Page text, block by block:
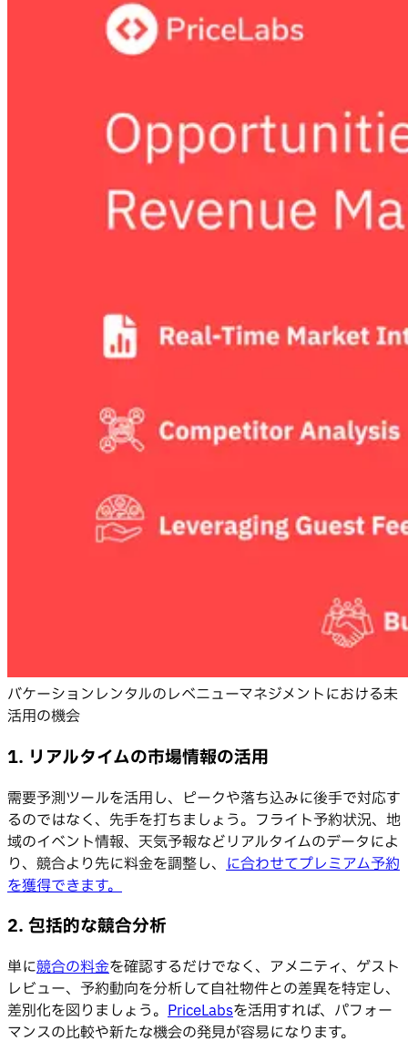
バケーションレンタルのレベニューマネジメントにおける未
活用の機会
1. リアルタイムの市場情報の活用
需要予測ツールを活用し、ピークや落ち込みに後手で対応す
るのではなく、先手を打ちましょう。フライト予約状況、地
域のイベント情報、天気予報などリアルタイムのデータによ
り、競合より先に料金を調整し、 に合わせてプレミアム予約
を獲得できます。
2. 包括的な競合分析
単に競合の料金を確認するだけでなく、アメニティ、ゲスト
レビュー、予約動向を分析して自社物件との差異を特定し、
差別化を図りましょう。 PriceLabsを活用すれば、パフォー
マンスの比較や新たな機会の発見が容易になります。